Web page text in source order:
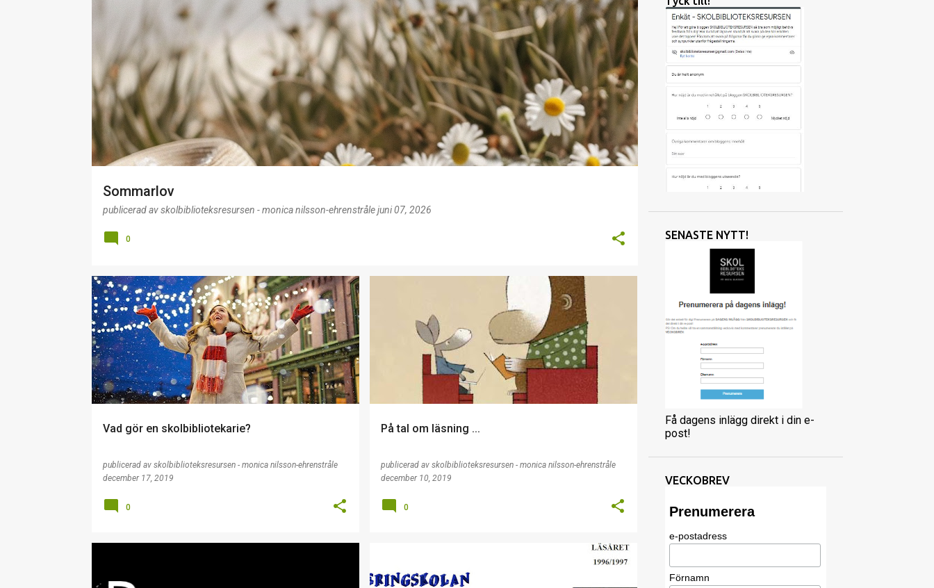
n
ä
g
g
Sommarlov
publicerad avskolbiblioteksresursen - monica nilsson-ehrenstråle juni 07, 2026
0
Vad gör en skolbibliotekarie?
publicerad av skolbiblioteksresursen - monica nilsson-ehrenstråle
december 17, 2019
ADMINISTRATION MARKNADSFÖRING PLANERING
+
ÖVRIGT
0
På tal om läsning ...
publicerad av skolbiblioteksresursen - monica nilsson-ehrenstråle
december 10, 2019
PRESENTATION
0
SENASTE NYTT!
Få dagens inlägg direkt i din e-
post!
VECKOBREV
Prenumerera
e-postadress
Förnamn